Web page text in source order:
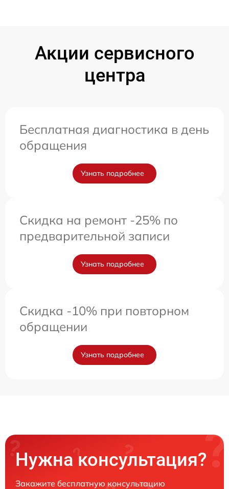
Акции сервисного
центра
Бесплатная диагностика в день
обращения
Узнать подробнее
Скидка на ремонт -25% по
предварительной записи
Узнать подробнее
Скидка -10% при повторном
обращении
Узнать подробнее
Нужна консультация?
Закажите бесплатную консультацию